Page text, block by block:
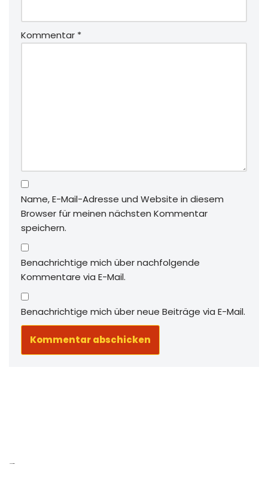
Kommentar *
Name, E-Mail-Adresse und Website in diesem
Browser für meinen nächsten Kommentar
speichern.
Benachrichtige mich über nachfolgende
Kommentare via E-Mail.
Benachrichtige mich über neue Beiträge via E-Mail.